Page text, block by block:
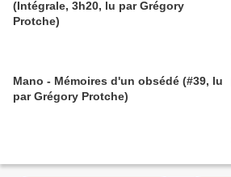
(Intégrale, 3h20, lu par Grégory
Protche)
Mano - Mémoires d'un obsédé (#39, lu
par Grégory Protche)